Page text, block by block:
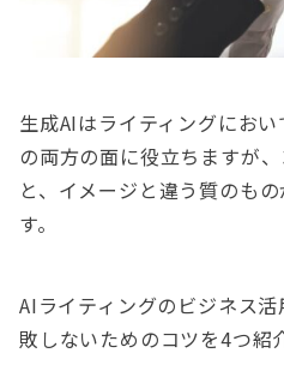
生成AIはライティングにお
の両方の面に役立ちますが
と、イメージと違う質のも
す。
AIライティングのビジネス
敗しないためのコツを4つ紹